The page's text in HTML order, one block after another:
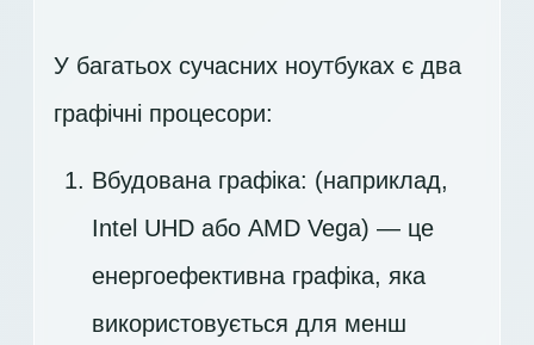
У багатьох сучасних ноутбуках є два
графічні процесори:
Вбудована графіка: (наприклад,
Intel UHD або AMD Vega) — це
енергоефективна графіка, яка
використовується для менш